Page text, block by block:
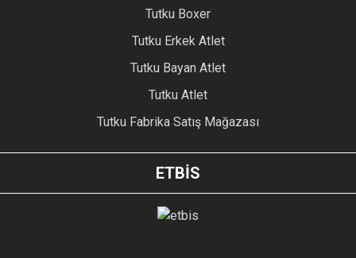
Tutku Boxer
Tutku Erkek Atlet
Tutku Bayan Atlet
Tutku Atlet
Tutku Fabrika Satış Mağazası
ETBİS